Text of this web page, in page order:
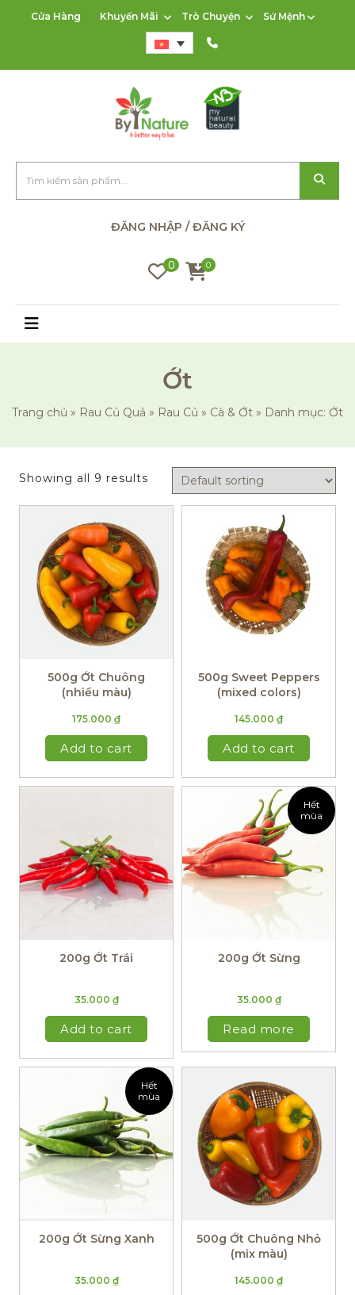
Cửa Hàng Khuyến Mãi Trò Chuyện Sứ Mệnh
ĐĂNG NHẬP / ĐĂNG KÝ
0 0
Ớt
Trang chủ » Rau Củ Quả » Rau Củ » Cà & Ớt » Danh mục: Ớt
Showing all 9 results
500g Ớt Chuông
(nhiều màu)
175.000 ₫
Add to cart
500g Sweet Peppers
(mixed colors)
145.000 ₫
Add to cart
200g Ớt Trái
35.000 ₫
Add to cart
Hết
mùa
200g Ớt Sừng
35.000 ₫
Read more
Hết
mùa
200g Ớt Sừng Xanh
35.000 ₫
500g Ớt Chuông Nhỏ
(mix màu)
145.000 ₫